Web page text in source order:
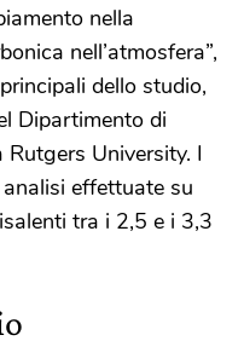
nella
nell’atmosfera”,
dello studio,
Dipartimento di
Rutgers University. I
effettuate su
tra i 2,5 e i 3,3